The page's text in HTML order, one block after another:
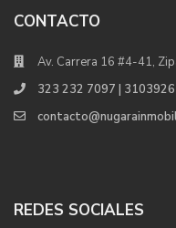
CONTACTO
Av. Carrera 16 #4-41,
323 232 7097 |
REDES SOCIALES